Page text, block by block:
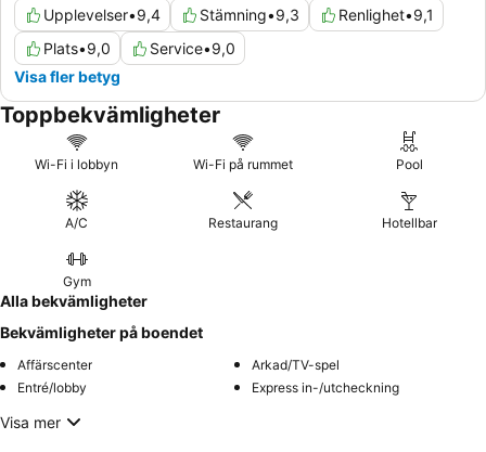
Upplevelser•9,4 Stämning•9,3 Renlighet•9,1
Plats•9,0 Service•9,0
Visa fler betyg
Toppbekvämligheter
Wi-Fi i lobbyn Wi-Fi på rummet Pool
A/C Restaurang Hotellbar
Gym
Alla bekvämligheter
Bekvämligheter på boendet
Affärscenter
Arkad/TV-spel
Entré/lobby
Express in-/utcheckning
Visa mer